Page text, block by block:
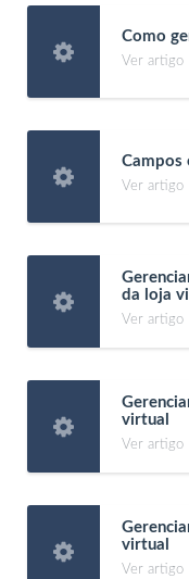

Como
Ver artigo

Campos
Ver artigo

da loja
Ver artigo

virtual
Ver artigo

virtual
Ver artigo